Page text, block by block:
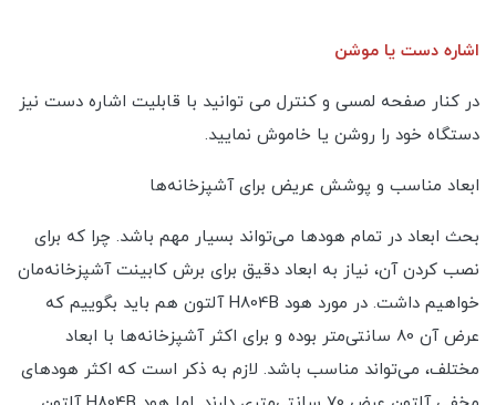
اشاره دست یا موشن
در کنار صفحه لمسی و کنترل می توانید با قابلیت اشاره دست نیز
دستگاه خود را روشن یا خاموش نمایید.
ابعاد مناسب و پوشش عریض برای آشپزخانه‌ها
بحث ابعاد در تمام هودها می‌تواند بسیار مهم باشد. چرا که برای
نصب کردن آن، نیاز به ابعاد دقیق برای برش کابینت آشپزخانه‌مان
خواهیم داشت. در مورد هود H804B آلتون هم باید بگوییم که
عرض آن 80 سانتی‌متر بوده و برای اکثر آشپزخانه‌ها با ابعاد
مختلف، می‌تواند مناسب باشد. لازم به ذکر است که اکثر هودهای